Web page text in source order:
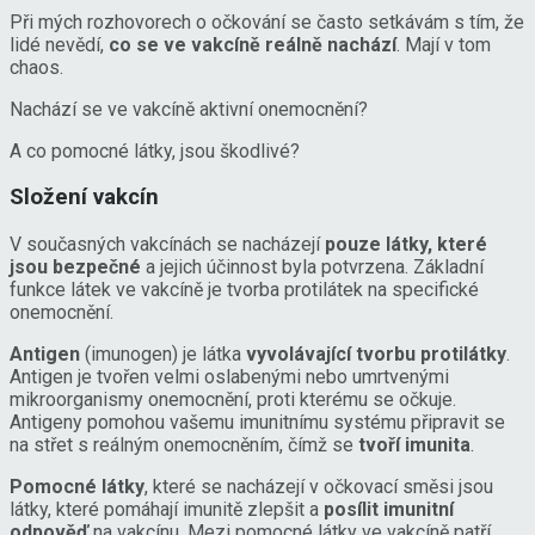
Při mých rozhovorech o očkování se často setkávám s tím, že
lidé nevědí, co se ve vakcíně reálně nachází. Mají v tom
chaos.
Nachází se ve vakcíně aktivní onemocnění?
A co pomocné látky, jsou škodlivé?
Složení vakcín
V současných vakcínách se nacházejí pouze látky, které
jsou bezpečné a jejich účinnost byla potvrzena. Základní
funkce látek ve vakcíně je tvorba protilátek na specifické
onemocnění.
Antigen (imunogen) je látka vyvolávající tvorbu protilátky.
Antigen je tvořen velmi oslabenými nebo umrtvenými
mikroorganismy onemocnění, proti kterému se očkuje.
Antigeny pomohou vašemu imunitnímu systému připravit se
na střet s reálným onemocněním, čímž se tvoří imunita.
Pomocné látky, které se nacházejí v očkovací směsi jsou
látky, které pomáhají imunitě zlepšit a posílit imunitní